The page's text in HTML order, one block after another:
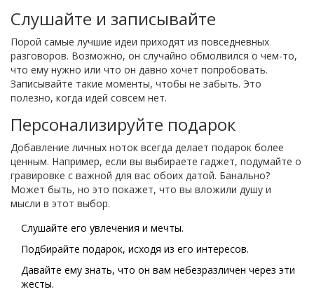
Слушайте и записывайте
Порой самые лучшие идеи приходят из повседневных
разговоров. Возможно, он случайно обмолвился о чем-то,
что ему нужно или что он давно хочет попробовать.
Записывайте такие моменты, чтобы не забыть. Это
полезно, когда идей совсем нет.
Персонализируйте подарок
Добавление личных ноток всегда делает подарок более
ценным. Например, если вы выбираете гаджет, подумайте о
гравировке с важной для вас обоих датой. Банально?
Может быть, но это покажет, что вы вложили душу и
мысли в этот выбор.
Слушайте его увлечения и мечты.
Подбирайте подарок, исходя из его интересов.
Давайте ему знать, что он вам небезразличен через эти
жесты.